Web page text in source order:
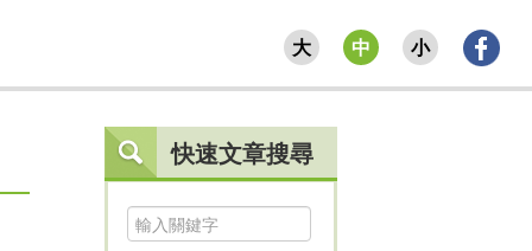
大 中 小
快速文章搜尋